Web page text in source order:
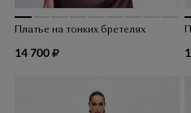
Платье на тонких бретелях
14 700